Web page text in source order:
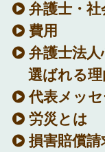
弁護士・
費用
弁護士法
選ばれる理
代表メッ
労災とは
損害賠償